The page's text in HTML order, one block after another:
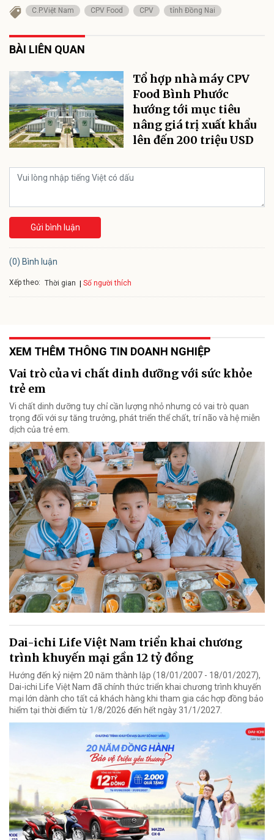
C.P.Việt Nam CPV Food CPV tỉnh Đồng Nai
BÀI LIÊN QUAN
Tổ hợp nhà máy CPV
Food Bình Phước
hướng tới mục tiêu
nâng giá trị xuất khẩu
lên đến 200 triệu USD
Gửi bình luận
(0) Bình luận
Xếp theo: Thời gian Số người thích
XEM THÊM THÔNG TIN DOANH NGHIỆP
Vai trò của vi chất dinh dưỡng với sức khỏe
trẻ em
Vi chất dinh dưỡng tuy chỉ cần lượng nhỏ nhưng có vai trò quan
trọng đối với sự tăng trưởng, phát triển thể chất, trí não và hệ miễn
dịch của trẻ em.
Dai-ichi Life Việt Nam triển khai chương
trình khuyến mại gần 12 tỷ đồng
Hướng đến kỷ niệm 20 năm thành lập (18/01/2007 - 18/01/2027),
Dai-ichi Life Việt Nam đã chính thức triển khai chương trình khuyến
mại lớn dành cho tất cả khách hàng khi tham gia các hợp đồng bảo
hiểm tại thời điểm từ 1/8/2026 đến hết ngày 31/1/2027.